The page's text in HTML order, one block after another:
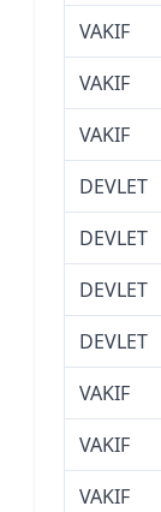
VAKIF
VAKIF
VAKIF
DEVLET
DEVLET
DEVLET
DEVLET
VAKIF
VAKIF
VAKIF